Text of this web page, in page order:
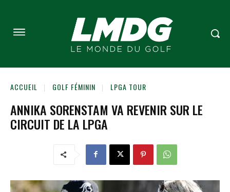
ACCUEIL GOLF FÉMININ LPGA TOUR
ANNIKA SORENSTAM VA REVENIR SUR LE
CIRCUIT DE LA LPGA